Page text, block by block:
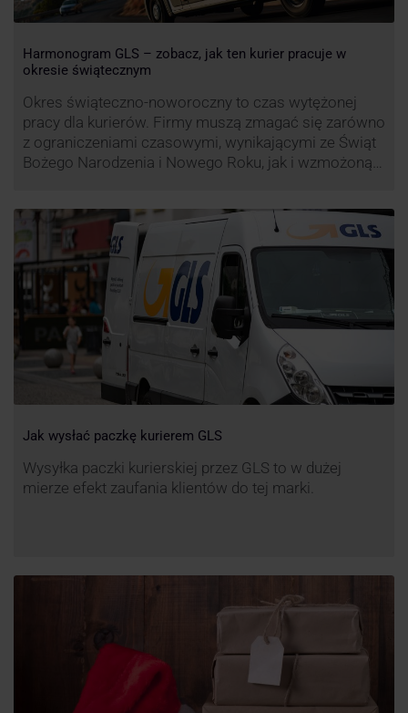
Harmonogram GLS – zobacz, jak ten kurier pracuje w
okresie świątecznym
Okres świąteczno-noworoczny to czas wytężonej
pracy dla kurierów. Firmy muszą zmagać się zarówno
z ograniczeniami czasowymi, wynikającymi ze Świąt
Bożego Narodzenia i Nowego Roku, jak i wzmożoną
firm. Zobacz harmonogram GLS na czas świąteczny!
Jak wysłać paczkę kurierem GLS
Wysyłka paczki kurierskiej przez GLS to w dużej
mierze efekt zaufania klientów do tej marki.